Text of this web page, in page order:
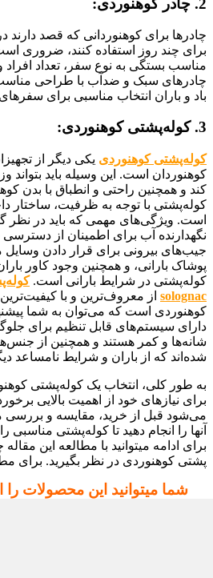
چادرها برای کوهنوردانی که قصد
برای چند روز استفاده کنند، ضروری
مناسب بستگی به نوع سفر، تعداد
چادرهای سبک و ضدآب با طراحی مناسب
باد و باران انتخاب مناسبی برای
3. کوله‌پشتی کوهنوردی:
کوله‌پشتی کوهنوردی یکی دیگر از
کوهنوردان است. این وسیله باید بتواند
کند و همچنین راحتی و انطباق با بدن
کوله‌پشتی با توجه به ظرفیت، ساختار
است. ویژگی‌های مهمی که باید در
نگهدارنده آب برای اطمینان از
جیب‌های بیرونی برای قرار دادن وسایل
پوشاک بارانی، و همچنین وجود کاور
کوله‌پشتی در شرایط بارانی است.
solognac از معروف‌ترین و با
کوهنوردی است که می‌توان به شما
دارای سیستم‌های قابل تنظیم برای
شانه‌ها و کمر هستند و همچنین از
شده‌اند که از باران و شرایط نامساعد
به طور کلی، انتخاب یک کوله‌پشتی
برای نیازهای خود از اهمیت بالایی
می‌شود قبل از خرید، مقایسه و
آنها را انجام دهید تا کوله‌پشتی مناسبی
برای ادامه میتوانید با مطالعه این
پشتی کوهنوردی در نظر بگیرید. برای
شما میتوانید این محصولات را